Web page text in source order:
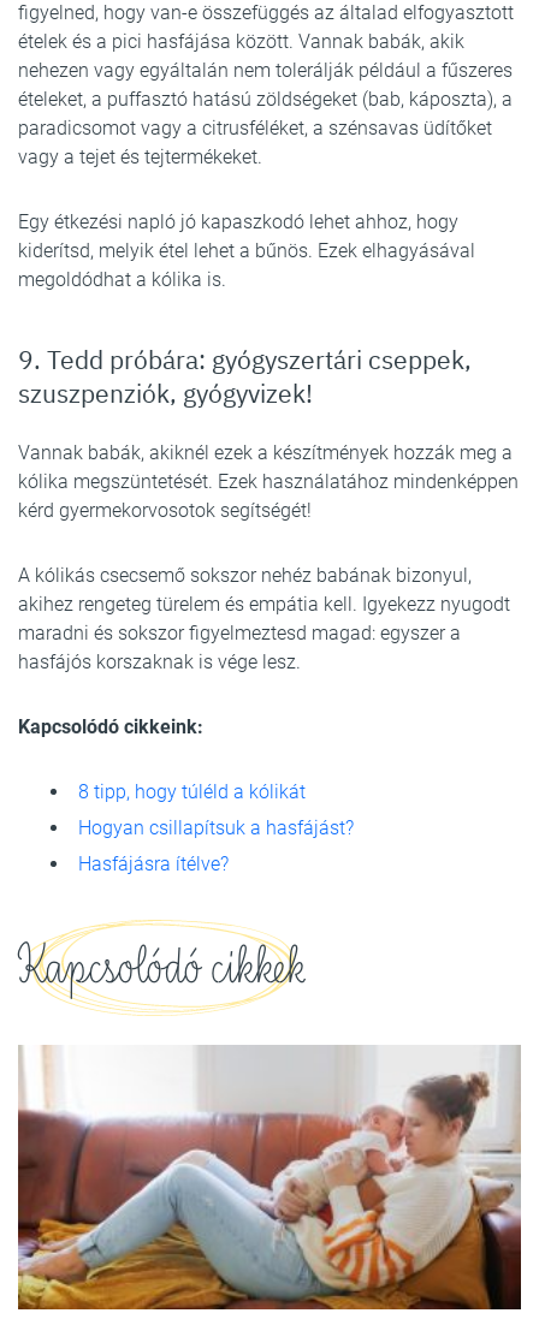
figyelned, hogy van-e összefüggés az általad elfogyasztott
ételek és a pici hasfájása között. Vannak babák, akik
nehezen vagy egyáltalán nem tolerálják például a fűszeres
ételeket, a puffasztó hatású zöldségeket (bab, káposzta), a
paradicsomot vagy a citrusféléket, a szénsavas üdítőket
vagy a tejet és tejtermékeket.
Egy étkezési napló jó kapaszkodó lehet ahhoz, hogy
kiderítsd, melyik étel lehet a bűnös. Ezek elhagyásával
megoldódhat a kólika is.
9. Tedd próbára: gyógyszertári cseppek,
szuszpenziók, gyógyvizek!
Vannak babák, akiknél ezek a készítmények hozzák meg a
kólika megszüntetését. Ezek használatához mindenképpen
kérd gyermekorvosotok segítségét!
A kólikás csecsemő sokszor nehéz babának bizonyul,
akihez rengeteg türelem és empátia kell. Igyekezz nyugodt
maradni és sokszor figyelmeztesd magad: egyszer a
hasfájós korszaknak is vége lesz.
Kapcsolódó cikkeink:
8 tipp, hogy túléld a kólikát
Hogyan csillapítsuk a hasfájást?
Hasfájásra ítélve?
Kapcsolódó cikkek